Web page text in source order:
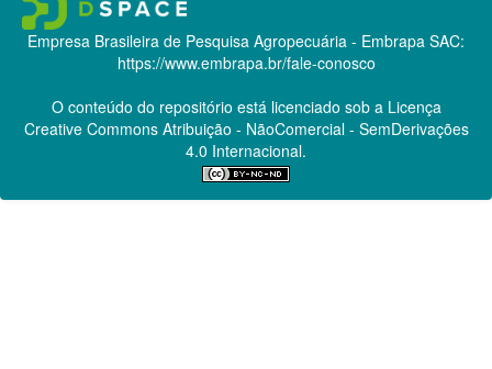
Empresa Brasileira de Pesquisa Agropecuária - Embrapa SAC:
https://www.embrapa.br/fale-conosco
O conteúdo do repositório está licenciado sob a Licença
Creative CommonsAtribuição - NãoComercial - SemDerivações
4.0 Internacional.